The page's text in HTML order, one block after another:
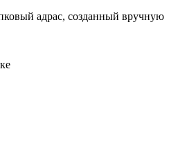
адрас, созданный вручную